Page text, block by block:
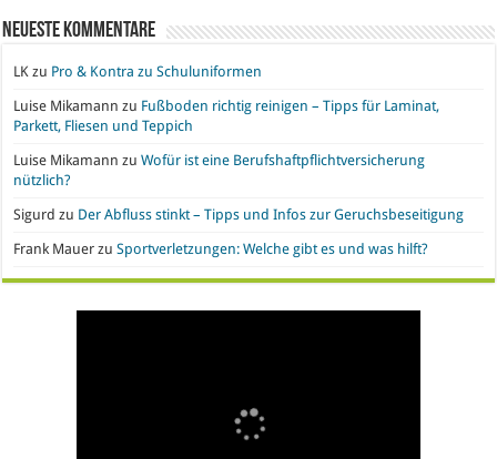
Neueste Kommentare
LK zu Pro & Kontra zu Schuluniformen
Luise Mikamann zu Fußboden richtig reinigen – Tipps für Laminat,
Parkett, Fliesen und Teppich
Luise Mikamann zuWofür ist eine Berufshaftpflichtversicherung
nützlich?
Sigurd zu Der Abfluss stinkt – Tipps und Infos zur Geruchsbeseitigung
Frank Mauer zuSportverletzungen: Welche gibt es und was hilft?